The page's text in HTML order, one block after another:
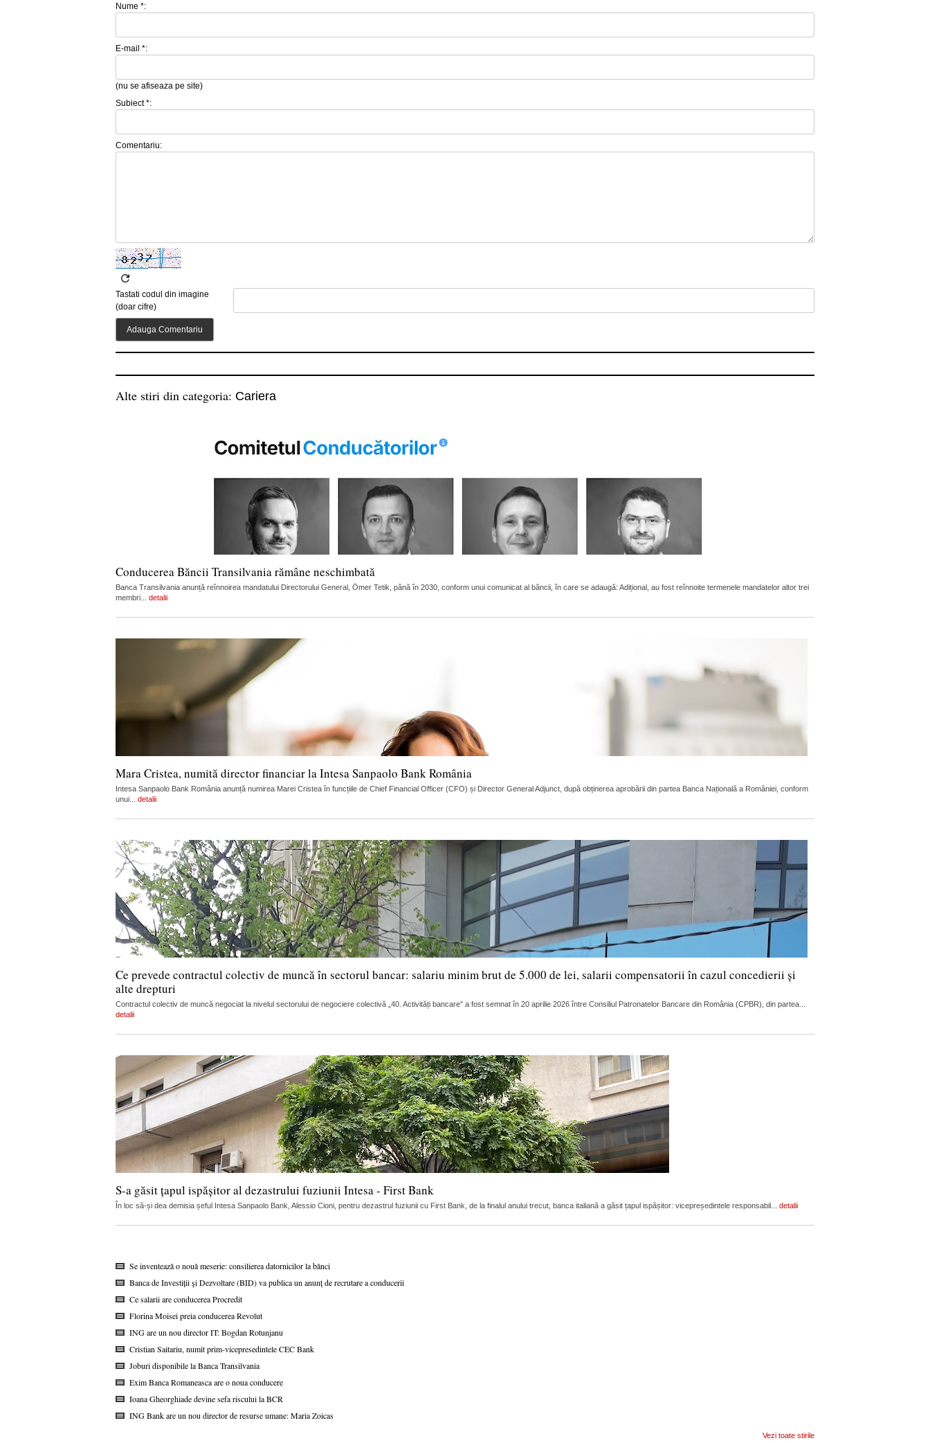
Nume *:
E-mail *:
(nu se afiseaza pe site)
Subiect *:
Comentariu:
Tastati codul din imagine
(doar cifre)
Alte stiri din categoria: Cariera
Conducerea Băncii Transilvania rămâne neschimbată
Banca Transilvania anunță reînnoirea mandatului Directorului General, Ömer Tetik, până în 2030, conform unui comunicat al băncii, în care se adaugă: Adițional, au fost reînnoite termenele mandatelor altor trei
membri... detalii
Mara Cristea, numită director financiar la Intesa Sanpaolo Bank România
Intesa Sanpaolo Bank România anunță numirea Marei Cristea în funcțiile de Chief Financial Officer (CFO) și Director General Adjunct, după obținerea aprobării din partea Banca Națională a României, conform
unui... detalii
Ce prevede contractul colectiv de muncă în sectorul bancar: salariu minim brut de 5.000 de lei, salarii compensatorii în cazul concedierii și
alte drepturi
Contractul colectiv de muncă negociat la nivelul sectorului de negociere colectivă „40. Activități bancare” a fost semnat în 20 aprilie 2026 între Consiliul Patronatelor Bancare din România (CPBR), din partea...
detalii
S-a găsit țapul ispășitor al dezastrului fuziunii Intesa - First Bank
În loc să-și dea demisia șeful Intesa Sanpaolo Bank, Alessio Cioni, pentru dezastrul fuziunii cu First Bank, de la finalul anului trecut, banca italiană a găsit țapul ispășitor: vicepreședintele responsabil... detalii
Se inventează o nouă meserie: consilierea datornicilor la bănci
Banca de Investiții și Dezvoltare (BID) va publica un anunț de recrutare a conducerii
Ce salarii are conducerea Procredit
Florina Moisei preia conducerea Revolut
ING are un nou director IT: Bogdan Rotunjanu
Cristian Saitariu, numit prim-vicepresedintele CEC Bank
Joburi disponibile la Banca Transilvania
Exim Banca Romaneasca are o noua conducere
Ioana Gheorghiade devine sefa riscului la BCR
ING Bank are un nou director de resurse umane: Maria Zoicas
Vezi toate stirile